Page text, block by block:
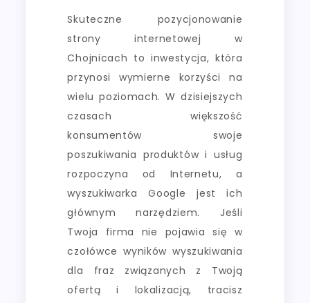
Skuteczne pozycjonowanie
strony internetowej w
Chojnicach to inwestycja, która
przynosi wymierne korzyści na
wielu poziomach. W dzisiejszych
czasach większość
konsumentów swoje
poszukiwania produktów i usług
rozpoczyna od Internetu, a
wyszukiwarka Google jest ich
głównym narzędziem. Jeśli
Twoja firma nie pojawia się w
czołówce wyników wyszukiwania
dla fraz związanych z Twoją
ofertą i lokalizacją, tracisz